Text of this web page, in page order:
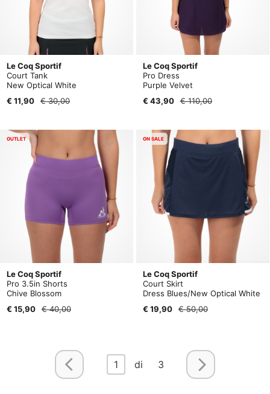
Le Coq Sportif
Court Tank
New Optical White
€ 11,90
€ 30,00
Le Coq Sportif
Pro Dress
Purple Velvet
€ 43,90
€ 110,00
OUTLET
Le Coq Sportif
Pro 3.5in Shorts
Chive Blossom
€ 15,90
€ 40,00
ON SALE
Le Coq Sportif
Court Skirt
Dress Blues/New Optical White
€ 19,90
€ 50,00
1 di 3